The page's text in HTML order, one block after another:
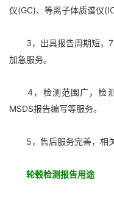
仪(GC)、等离子体质谱仪
3，出具报告周期短，7-
加急服务。
4，检测范围广，检测
MSDS报告编写等服务。
5，售后服务完善，相关
轮毂检测报告用途